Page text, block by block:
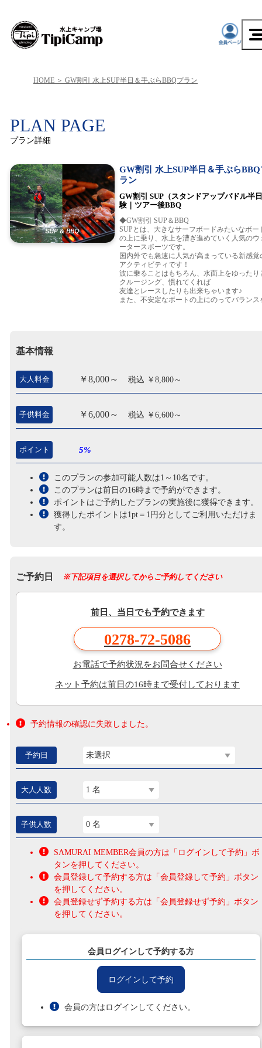
HOME GW割引 水上SUP半日＆手ぶらBBQプラン
PLAN PAGE
プラン詳細
GW割引 水上SUP半日＆手ぶらBBQ
ラン
GW割引 SUP（スタンドアップパドル半
験｜ツアー後BBQ
◆GW割引 SUP＆BBQ
SUPとは、大きなサーフボードみたいなボー
の上に乗り、水上を漕ぎ進めていく人気のウ
ータースポーツです。
国内外でも急速に人気が高まっている新感覚
アクティビティです！
波に乗ることはもちろん、水面上をゆったり
クルージング、慣れてくれば
友達とレースしたりも出来ちゃいます♪
また、不安定なボートの上にのってバランス
基本情報
大人料金 ￥8,000～ 税込 ￥8,800～
子供料金 ￥6,000～ 税込 ￥6,600～
ポイント 5%
このプランの参加可能人数は1～10名です。
このプランは前日の16時まで予約ができます。
ポイントはご予約したプランの実施後に獲得できます。
獲得したポイントは1pt＝1円分としてご利用いただけま
す。
ご予約日 ※下記項目を選択してからご予約してください
前日、当日でも予約できます
0278-72-5086
お電話で予約状況をお問合せください
ネット予約は前日の16時まで受付しております
予約情報の確認に失敗しました。
予約日 未選択
大人人数 1 名
子供人数 0 名
SAMURAI MEMBER会員の方は「ログインして予約」ボ
タンを押してください。
会員登録して予約する方は「会員登録して予約」ボタン
を押してください。
会員登録せず予約する方は「会員登録せず予約」ボタン
を押してください。
会員ログインして予約する方
ログインして予約
会員の方はログインしてください。